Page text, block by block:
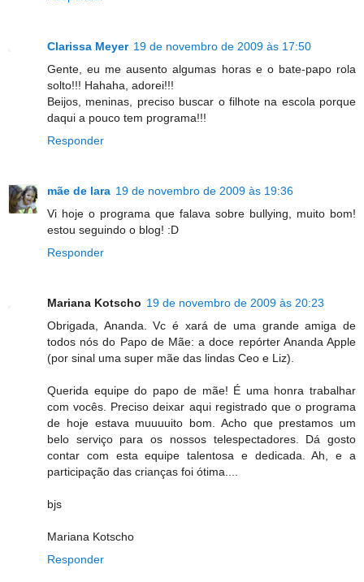
Clarissa Meyer 19 de novembro de 2009 às 17:50
Gente, eu me ausento algumas horas e o bate-papo rola
solto!!! Hahaha, adorei!!!
Beijos, meninas, preciso buscar o filhote na escola porque
daqui a pouco tem programa!!!
Responder
mãe de lara 19 de novembro de 2009 às 19:36
Vi hoje o programa que falava sobre bullying, muito bom!
estou seguindo o blog! :D
Responder
Mariana Kotscho 19 de novembro de 2009 às 20:23
Obrigada, Ananda. Vc é xará de uma grande amiga de
todos nós do Papo de Mãe: a doce repórter Ananda Apple
(por sinal uma super mãe das lindas Ceo e Liz).
Querida equipe do papo de mãe! É uma honra trabalhar
com vocês. Preciso deixar aqui registrado que o programa
de hoje estava muuuuito bom. Acho que prestamos um
belo serviço para os nossos telespectadores. Dá gosto
contar com esta equipe talentosa e dedicada. Ah, e a
participação das crianças foi ótima....
bjs
Mariana Kotscho
Responder